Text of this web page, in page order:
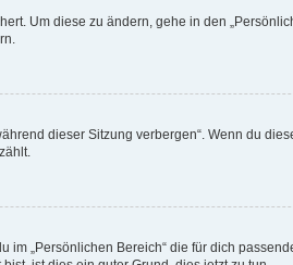
Um diese zu ändern, gehe in den
dieser Sitzung verbergen“. Wenn du
„Persönlichen Bereich“ die für dich